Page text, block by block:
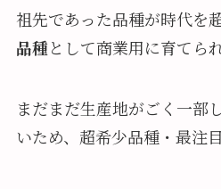
祖先であった品種が時代を
品種として商業用に育てら
まだまだ生産地がごく一部
いため、超希少品種・最注